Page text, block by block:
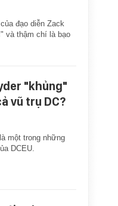
đạo diễn Zack
và thậm chí là bạo
"khủng"
vũ trụ DC?
một trong những
DCEU.